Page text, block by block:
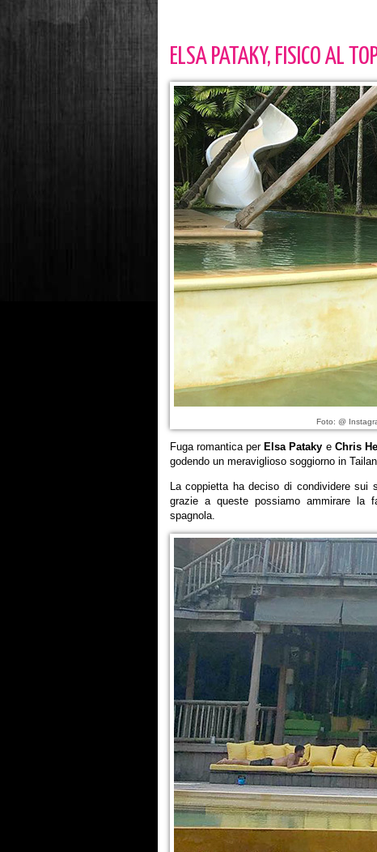
ELSA PATAKY, FISICO AL
Foto: @
Fuga romantica per Elsa Pataky eChris
godendo un meraviglioso soggiorno in
La coppietta ha deciso di condividere
grazie a queste possiamo ammirare la
spagnola.